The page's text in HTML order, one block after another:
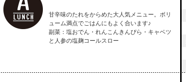
甘辛味のたれをからめた大人気メニュー。ボリ
ューム満点でごはんにもよく合います♪
副菜：塩おでん・れんこんきんぴら・キャベツ
と人参の塩麹コールスロー